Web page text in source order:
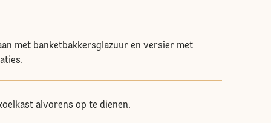
met banketbakkersglazuur en versier met
alvorens op te dienen.